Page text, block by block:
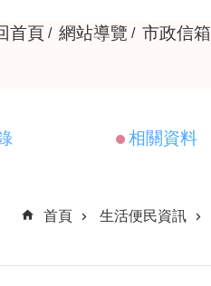
首頁 網站導覽 市政信箱
相關資料
首頁
生活便民資訊